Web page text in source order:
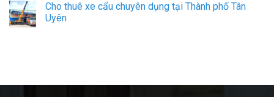
Cho thuê xe cẩu chuyên dụng tại Thành phố Tân
Uyên